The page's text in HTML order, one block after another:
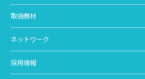
取扱商材
ネットワーク
採用情報